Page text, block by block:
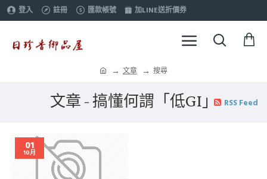
登入 註冊 匯款帳號 加LINE送折價券
文章 搜尋
文章 - 搞懂何謂「低GI」 RSS Feed
01
10月